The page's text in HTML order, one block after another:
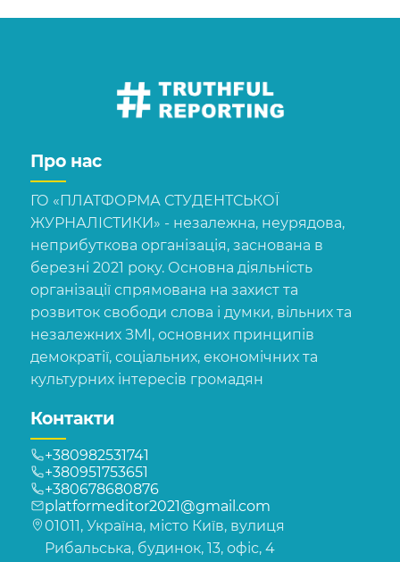
Про нас
ГО «ПЛАТФОРМА СТУДЕНТСЬКОЇ
ЖУРНАЛІСТИКИ» - незалежна, неурядова,
неприбуткова організація, заснована в
березні 2021 року. Основна діяльність
організації спрямована на захист та
розвиток свободи слова і думки, вільних та
незалежних ЗМІ, основних принципів
демократії, соціальних, економічних та
культурних інтересів громадян
Контакти
+380982531741
+380951753651
+380678680876
platformeditor2021@gmail.com
01011, Україна, місто Київ, вулиця
Рибальська, будинок, 13, офіс, 4